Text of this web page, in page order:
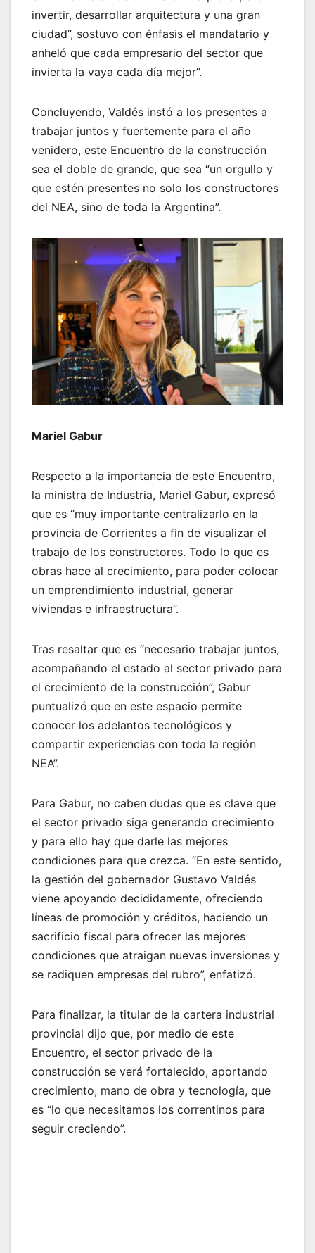
invertir, desarrollar arquitectura y una gran
ciudad”, sostuvo con énfasis el mandatario y
anheló que cada empresario del sector que
invierta la vaya cada día mejor”.
Concluyendo, Valdés instó a los presentes a
trabajar juntos y fuertemente para el año
venidero, este Encuentro de la construcción
sea el doble de grande, que sea “un orgullo y
que estén presentes no solo los constructores
del NEA, sino de toda la Argentina”.
Mariel Gabur
Respecto a la importancia de este Encuentro,
la ministra de Industria, Mariel Gabur, expresó
que es “muy importante centralizarlo en la
provincia de Corrientes a fin de visualizar el
trabajo de los constructores. Todo lo que es
obras hace al crecimiento, para poder colocar
un emprendimiento industrial, generar
viviendas e infraestructura”.
Tras resaltar que es “necesario trabajar juntos,
acompañando el estado al sector privado para
el crecimiento de la construcción”, Gabur
puntualizó que en este espacio permite
conocer los adelantos tecnológicos y
compartir experiencias con toda la región
NEA”.
Para Gabur, no caben dudas que es clave que
el sector privado siga generando crecimiento
y para ello hay que darle las mejores
condiciones para que crezca. “En este sentido,
la gestión del gobernador Gustavo Valdés
viene apoyando decididamente, ofreciendo
líneas de promoción y créditos, haciendo un
sacrificio fiscal para ofrecer las mejores
condiciones que atraigan nuevas inversiones y
se radiquen empresas del rubro”, enfatizó.
Para finalizar, la titular de la cartera industrial
provincial dijo que, por medio de este
Encuentro, el sector privado de la
construcción se verá fortalecido, aportando
crecimiento, mano de obra y tecnología, que
es “lo que necesitamos los correntinos para
seguir creciendo”.